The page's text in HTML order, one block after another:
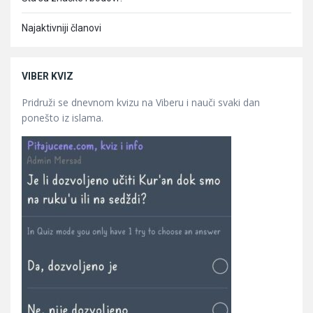
Najaktivniji članovi
VIBER KVIZ
Pridruži se dnevnom kvizu na Viberu i nauči svaki dan
ponešto iz islama.